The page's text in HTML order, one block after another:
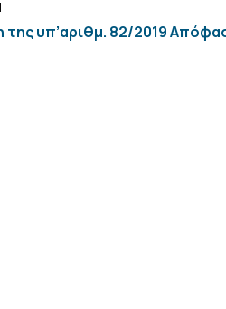
της υπ’αριθμ. 82/2019